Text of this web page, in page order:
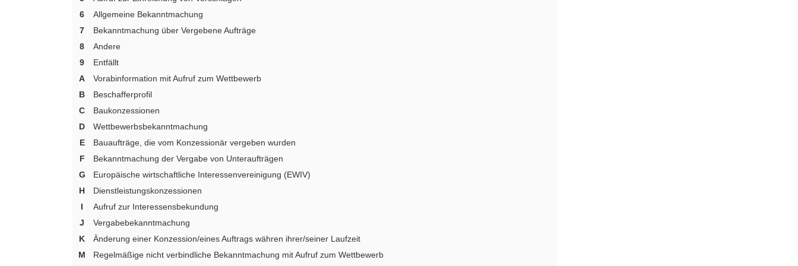
6
Allgemeine Bekanntmachung
7
Bekanntmachung über Vergebene Aufträge
8
Andere
9
Entfällt
A
Vorabinformation mit Aufruf zum Wettbewerb
B
Beschafferprofil
C
Baukonzessionen
D
Wettbewerbsbekanntmachung
E
Bauaufträge, die vom Konzessionär vergeben wurden
F
Bekanntmachung der Vergabe von Unteraufträgen
G
Europäische wirtschaftliche Interessenvereinigung (EWIV)
H
Dienstleistungskonzessionen
I
Aufruf zur Interessensbekundung
J
Vergabebekanntmachung
K
Änderung einer Konzession/eines Auftrags währen ihrer/seiner Laufzeit
M
Regelmäßige nicht verbindliche Bekanntmachung mit Aufruf zum Wettbewerb